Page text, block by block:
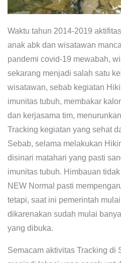
Waktu tahun 2014-2019
anak abk dan wisatawan
pandemi covid-19 mewabah,
sekarang menjadi salah satu
wisatawan, sebab kegiatan
imunitas tubuh, membakar
dan kerjasama tim,
Tracking kegiatan yang sehat
Sebab, selama melakukan
disinari matahari yang pasti
imunitas tubuh. Himbauan
NEW Normal pasti
tetapi, saat ini pemerintah
dikarenakan sudah mulai
yang dibuka.
Semacam aktivitas Tracking di